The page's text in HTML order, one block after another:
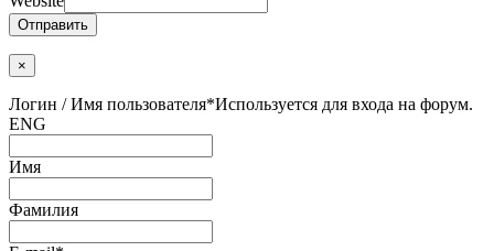
Отправить
×
Логин / Имя пользователя*Используется для входа на форум.
ENG
Имя
Фамилия